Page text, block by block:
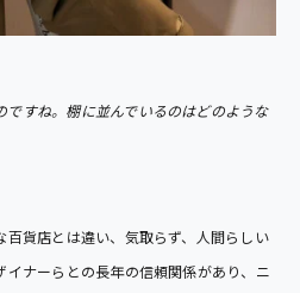
すね。棚に並んでいるのはどのような
百貨店とは違い、気取らず、人間らしい
ナーらとの長年の信頼関係があり、ニ